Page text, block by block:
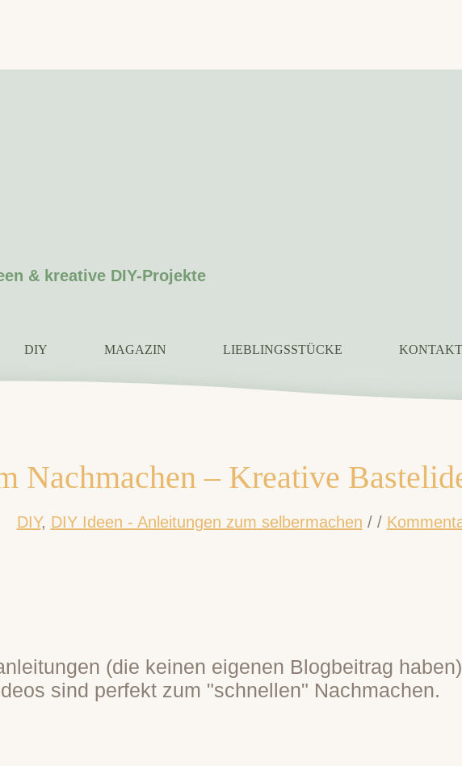
& kreative DIY-Projekte
DIY MAGAZIN LIEBLINGSSTÜCKE KONTAKT
Nachmachen – Kreative
DIY, DIY Ideen - Anleitungen zum selbermachen / /
(die keinen eigenen Blogbeitrag
sind perfekt zum "schnellen" Nachmachen.